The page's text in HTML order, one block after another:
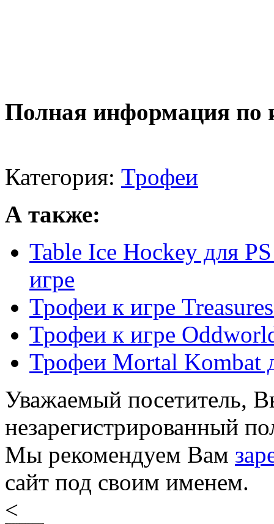
Полная информация по
Категория: Трофеи
А также:
Table Ice Hockey для
игре
Трофеи к игре
Трофеи к игре
Трофеи Mortal Kombat
Уважаемый посетитель,
незарегистрированный
Мы рекомендуем Вам
сайт под своим именем.
<